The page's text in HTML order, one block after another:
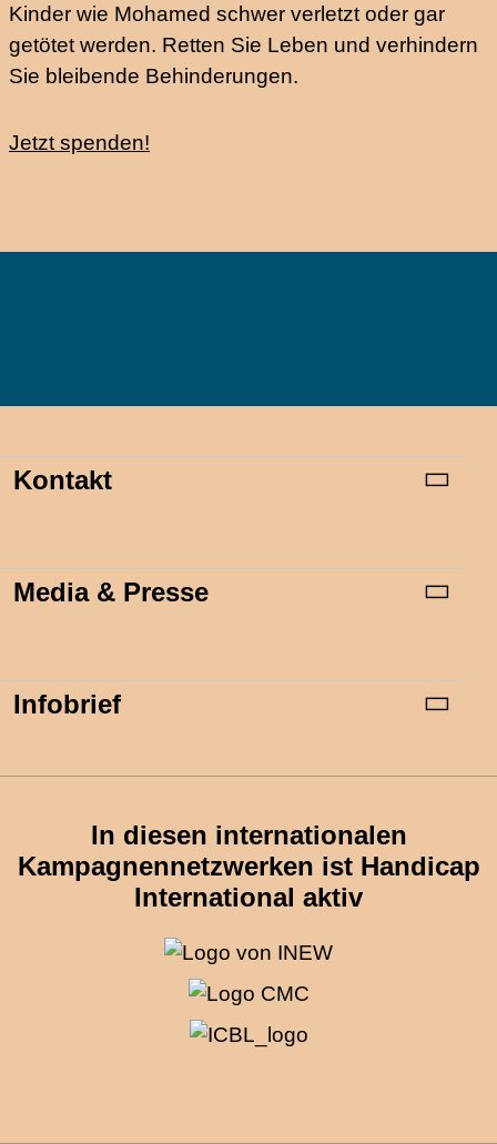
Kinder wie Mohamed schwer verletzt oder gar
getötet werden. Retten Sie Leben und verhindern
Sie bleibende Behinderungen.
Jetzt spenden!
Kontakt
Media & Presse
Infobrief
In diesen internationalen
Kampagnennetzwerken ist Handicap
International aktiv